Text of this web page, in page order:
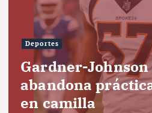
Deportes
Gardner-Johnson
abandona
en camilla